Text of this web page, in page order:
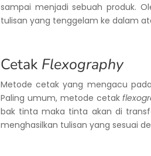
sampai menjadi sebuah produk.
tulisan yang tenggelam ke dalam
Cetak Flexography
Metode cetak yang mengacu pada
Paling umum, metode cetak
bak tinta maka tinta akan di
menghasilkan tulisan yang sesuai